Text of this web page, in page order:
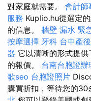
對家庭就需要。 會計師
服務 Kuplio.hu從選定
的信息。 牆壁 漏水 緊
按摩選擇 牙科 台中產
器 它以清晰的形式提
的報價。 台南台胞證
歌seo 台胞證照片
購買折扣，等待您的30